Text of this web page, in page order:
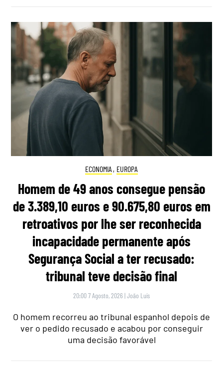
ECONOMIA , EUROPA
Homem de 49 anos consegue pensão
de 3.389,10 euros e 90.675,80 euros em
retroativos por lhe ser reconhecida
incapacidade permanente após
Segurança Social a ter recusado:
tribunal teve decisão final
20:00 7 Agosto, 2026 |João Luís
O homem recorreu ao tribunal espanhol depois de
ver o pedido recusado e acabou por conseguir
uma decisão favorável